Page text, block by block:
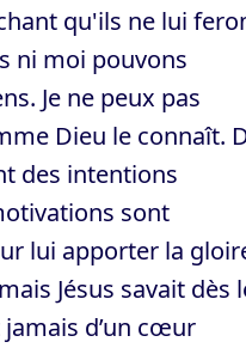
qu'ils ne lui
ni moi pouvons
Je ne peux pas
Dieu le connaît.
des intentions
sont
lui apporter la
Jésus savait dès
d’un cœur